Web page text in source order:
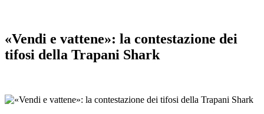
«Vendi e vattene»: la contestazione dei
tifosi della Trapani Shark